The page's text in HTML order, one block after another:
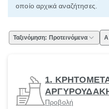
οποίο αρχικά αναζήτησες.
Ταξινόμηση: Προτεινόμενα
1.
Προβολή